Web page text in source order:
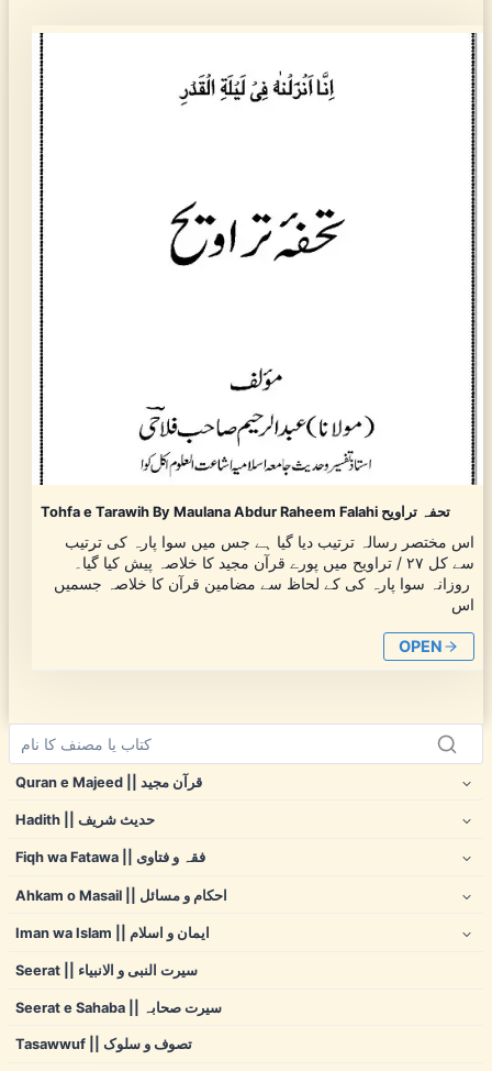
Tohfa e Tarawih By Maulana Abdur Raheem Falahi تحفہ تراویح
اس مختصر رسالہ ترتیب دیا گیا ہے جس میں سوا پارہ کی ترتیب
سے کل ۲۷ / تراویح میں پورے قرآن مجید کا خلاصہ پیش کیا گیا۔
روزانہ سوا پارہ کی کے لحاظ سے مضامین قرآن کا خلاصہ جسمیں
اس
OPEN
Quran e Majeed || قرآن مجید
Hadith || حدیث شریف
Fiqh wa Fatawa || فقہ و فتاوی
Ahkam o Masail || احکام و مسائل
Iman wa Islam || ایمان و اسلام
Seerat || سیرت النبی و الانبیاء
Seerat e Sahaba || سیرت صحابہ
Tasawwuf || تصوف و سلوک